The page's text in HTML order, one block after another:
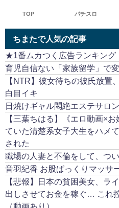
TOP パチスロ
ちまたで人気の記事
★1番ムカつく広告ランキング
育児自信ない「家族留学」で
【NTR】彼女待ちの彼氏放置
白目イキ
日焼けギャル悶絶エステサロ
【三葉ちはる】《エロ動画×
ていた清楚系女子大生をハメ
された
職場の人妻と不倫をして、つい
音羽紀香 お股ぱっくりマッサ
【悲報】日本の貧困美女、ラ
出しさせてお金を稼ぐ… これ
（動画あり）